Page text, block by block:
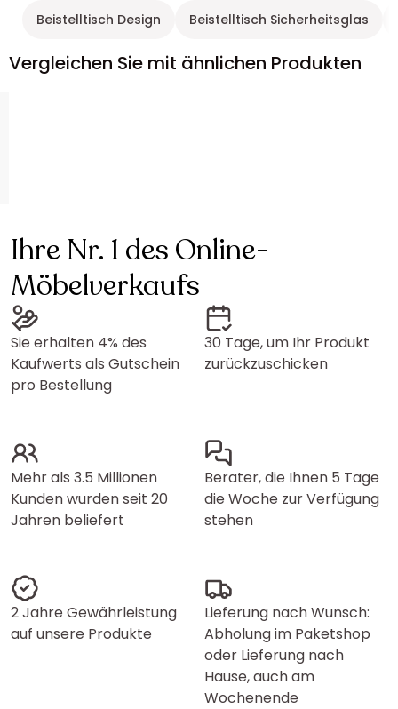
Beistelltisch Design Beistelltisch Sicherheitsglas
Vergleichen Sie mit ähnlichen Produkten
Ihre Nr. 1 des Online-
Möbelverkaufs
Sie erhalten 4% des
Kaufwerts als Gutschein
pro Bestellung
30 Tage, um Ihr Produkt
zurückzuschicken
Mehr als 3.5 Millionen
Kunden wurden seit 20
Jahren beliefert
Berater, die Ihnen 5 Tage
die Woche zur Verfügung
stehen
2 Jahre Gewährleistung
auf unsere Produkte
Lieferung nach Wunsch:
Abholung im Paketshop
oder Lieferung nach
Hause, auch am
Wochenende